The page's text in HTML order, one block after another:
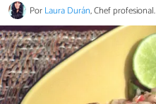
PorLaura Durán, Chef profesional.